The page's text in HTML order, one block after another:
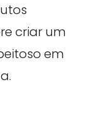
criar um
em